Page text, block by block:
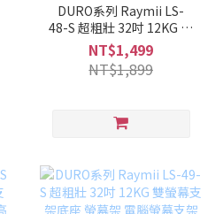
DURO系列 Raymii LS-
48-S 超粗壯 32吋 12KG 螢
幕支架底座 螢幕架 電腦螢
幕支架 增高架
NT$1,499
NT$1,899